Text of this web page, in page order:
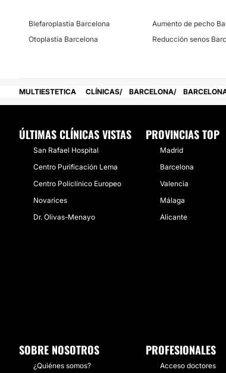
Blefaroplastia Barcelona Aumento de pecho
Otoplastia Barcelona
Reducción senos
MULTIESTETICA CLÍNICAS BARCELONA
ÚLTIMAS CLÍNICAS VISTAS
San Rafael Hospital
Centro Purificación Lema
Centro Policlínico Europeo
Novarices
Dr. Olivas-Menayo
PROVINCIAS TOP
Madrid
Barcelona
Valencia
Málaga
Alicante
SOBRE NOSOTROS
¿Quiénes somos?
PROFESIONALES
Acceso doctores